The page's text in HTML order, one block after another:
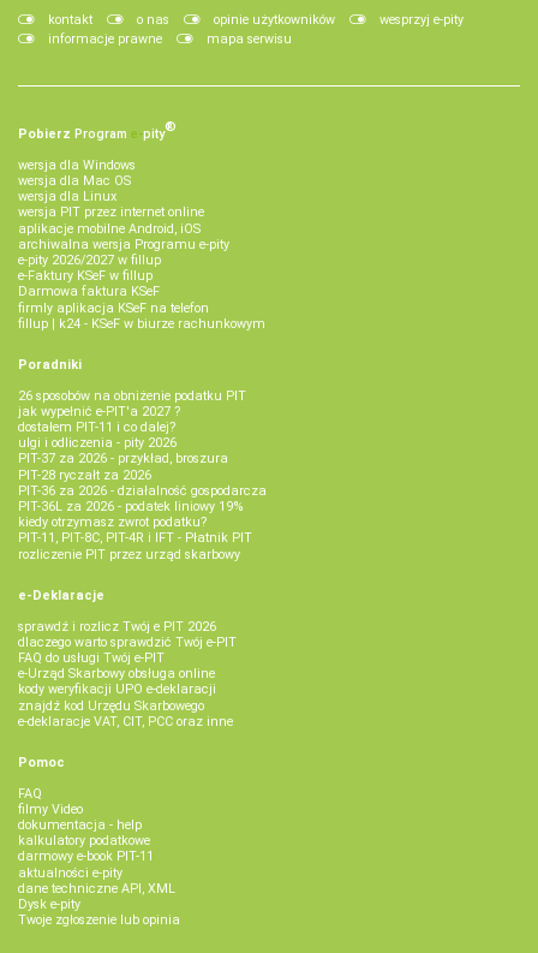
kontakt o nas opinie użytkowników
wesprzyj e-pity
informacje prawne
mapa serwisu
Pobierz Program e‑pity®
wersja dla Windows
wersja dla Mac OS
wersja dla Linux
wersja PIT przez internet online
aplikacje mobilne Android, iOS
archiwalna wersja Programu e-pity
e-pity 2026/2027 w fillup
e‑Faktury KSeF w fillup
Darmowa faktura KSeF
firmly aplikacja KSeF na telefon
fillup | k24 - KSeF w biurze rachunkowym
Poradniki
26 sposobów na obniżenie podatku PIT
jak wypełnić e-PIT'a 2027 ?
dostałem PIT-11 i co dalej?
ulgi i odliczenia - pity 2026
PIT-37 za 2026 - przykład, broszura
PIT-28 ryczałt za 2026
PIT-36 za 2026 - działalność gospodarcza
PIT-36L za 2026 - podatek liniowy 19%
kiedy otrzymasz zwrot podatku?
PIT-11, PIT-8C, PIT-4R i IFT - Płatnik PIT
rozliczenie PIT przez urząd skarbowy
e-Deklaracje
sprawdź i rozlicz Twój e PIT 2026
dlaczego warto sprawdzić Twój e-PIT
FAQ do usługi Twój e-PIT
e-Urząd Skarbowy obsługa online
kody weryfikacji UPO e-deklaracji
znajdź kod Urzędu Skarbowego
e-deklaracje VAT, CIT, PCC oraz inne
Pomoc
FAQ
filmy Video
dokumentacja - help
kalkulatory podatkowe
darmowy e-book PIT-11
aktualności e-pity
dane techniczne API, XML
Dysk e-pity
Twoje zgłoszenie lub opinia